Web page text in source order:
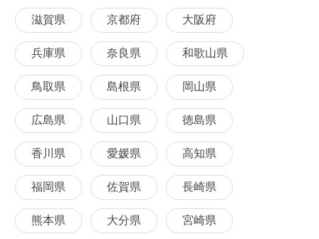
滋賀県 京都府 大阪府
兵庫県 奈良県 和歌山県
鳥取県 島根県 岡山県
広島県 山口県 徳島県
香川県 愛媛県 高知県
福岡県 佐賀県 長崎県
熊本県 大分県 宮崎県